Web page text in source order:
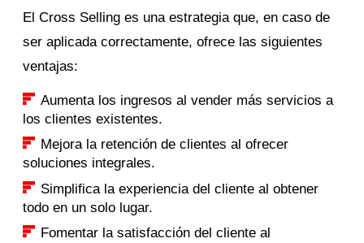
El Cross Selling es una estrategia que, en caso de
ser aplicada correctamente, ofrece las siguientes
ventajas:
Aumenta los ingresos al vender más servicios a
los clientes existentes.
Mejora la retención de clientes al ofrecer
soluciones integrales.
Simplifica la experiencia del cliente al obtener
todo en un solo lugar.
Fomentar la satisfacción del cliente al